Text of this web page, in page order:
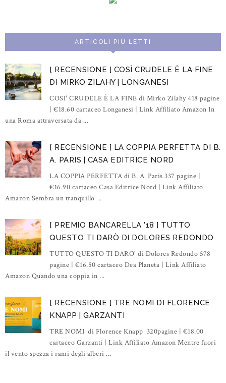
ARTICOLI PIÙ LETTI
[ RECENSIONE ] COSÌ CRUDELE È LA FINE
DI MIRKO ZILAHY | LONGANESI
COSI' CRUDELE È LA FINE di Mirko Zilahy 418 pagine
| €18.60 cartaceo Longanesi | Link Affiliato Amazon In
una Roma attraversata da ...
[ RECENSIONE ] LA COPPIA PERFETTA DI B.
A. PARIS | CASA EDITRICE NORD
LA COPPIA PERFETTA di B. A. Paris 337 pagine |
€16.90 cartaceo Casa Editrice Nord | Link Affiliato
Amazon Sembra un tranquillo ...
[ PREMIO BANCARELLA '18 ] TUTTO
QUESTO TI DARÒ DI DOLORES REDONDO
TUTTO QUESTO TI DARO' di Dolores Redondo 578
pagine | €16.50 cartaceo Dea Planeta | Link Affiliato
Amazon Quando una coppia in ...
[ RECENSIONE ] TRE NOMI DI FLORENCE
KNAPP | GARZANTI
TRE NOMI di Florence Knapp 320pagine | €18.00
cartaceo Garzanti | Link Affiliato Amazon Mentre fuori
il vento spezza i rami degli alberi ...